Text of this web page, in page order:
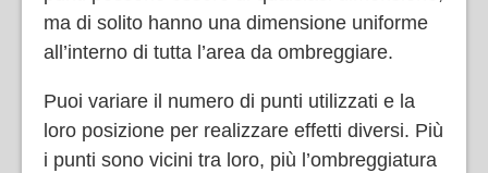
ma di solito hanno una dimensione uniforme
all’interno di tutta l’area da ombreggiare.
Puoi variare il numero di punti utilizzati e la
loro posizione per realizzare effetti diversi. Più
i punti sono vicini tra loro, più l’ombreggiatura